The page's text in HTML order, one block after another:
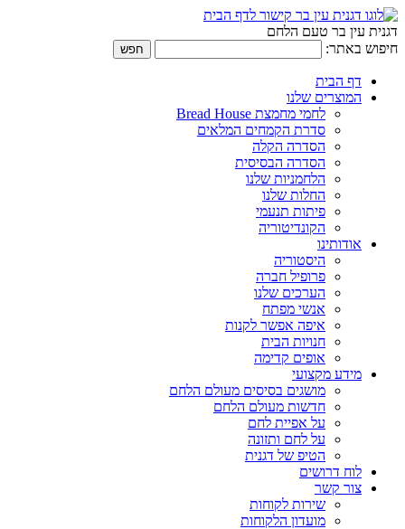
דגנית עין בר טעם הלחם
חיפוש באתר:
דף הבית
המוצרים שלנו
לחמי מחמצת Bread House
סדרת הקמחים המלאים
הסדרה הקלה
הסדרה הבסיסית
הלחמניות שלנו
החלות שלנו
פיתות תנעמי
הקונדיטוריה
אודותינו
היסטוריה
פרופיל חברה
הערכים שלנו
אנשי מפתח
איפה אפשר לקנות
חנויות הבית
אופים קדימה
מידע מקצועי
מושגים בסיסים מעולם הלחם
חדשות מעולם הלחם
על אפיית לחם
על לחם ותזונה
הטיפ של דגנית
לוח דרושים
צור קשר
שירות לקוחות
מועדון הלקוחות